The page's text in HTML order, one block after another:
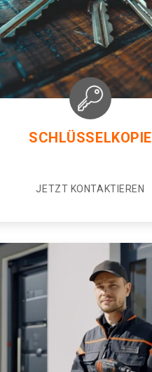
SCHLÜSSELKOPIE
JETZT KONTAKTIEREN